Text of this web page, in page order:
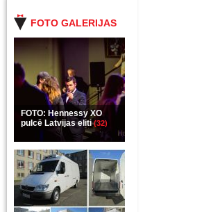
FOTO GALERIJAS
FOTO: Hennessy XO
pulcē Latvijas eliti(32)